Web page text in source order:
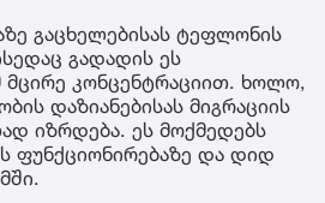
გაცხელებისას ტეფლონის
გადადის ეს
მცირე კონცენტრაციით. ხოლო,
დაზიანებისას მიგრაციის
იზრდება. ეს მოქმედებს
ფუნქციონირებაზე და დიდ